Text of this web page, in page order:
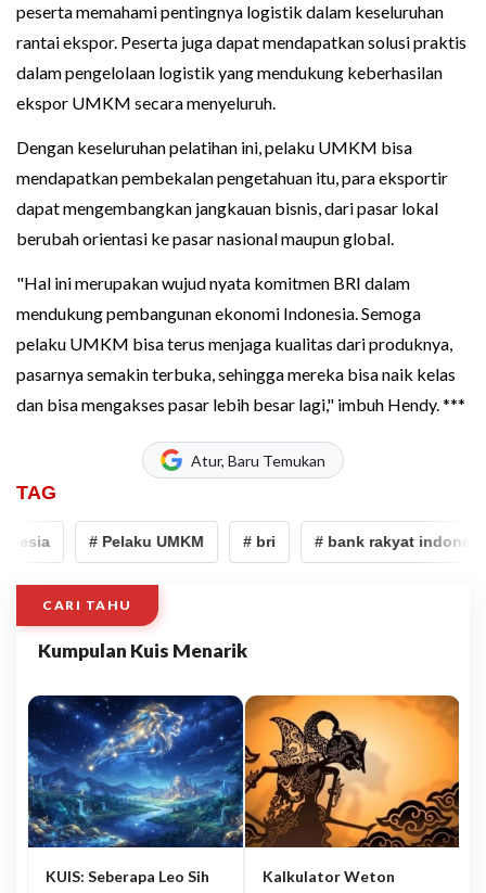
peserta memahami pentingnya logistik dalam keseluruhan
rantai ekspor. Peserta juga dapat mendapatkan solusi praktis
dalam pengelolaan logistik yang mendukung keberhasilan
ekspor UMKM secara menyeluruh.
Dengan keseluruhan pelatihan ini, pelaku UMKM bisa
mendapatkan pembekalan pengetahuan itu, para eksportir
dapat mengembangkan jangkauan bisnis, dari pasar lokal
berubah orientasi ke pasar nasional maupun global.
"Hal ini merupakan wujud nyata komitmen BRI dalam
mendukung pembangunan ekonomi Indonesia. Semoga
pelaku UMKM bisa terus menjaga kualitas dari produknya,
pasarnya semakin terbuka, sehingga mereka bisa naik kelas
dan bisa mengakses pasar lebih besar lagi," imbuh Hendy. ***
Atur, Baru Temukan
TAG
# Pelaku UMKM # bri # bank rakyat indonesia
CARI TAHU
Kumpulan Kuis Menarik
KUIS: Seberapa Leo Sih
Kalkulator Weton